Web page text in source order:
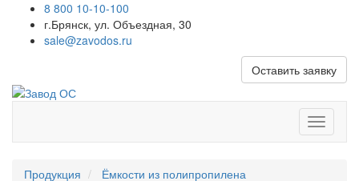
8 800 10-10-100
г.Брянск, ул. Объездная, 30
sale@zavodos.ru
Оставить заявку
меню
Продукция
Ёмкости из полипропилена